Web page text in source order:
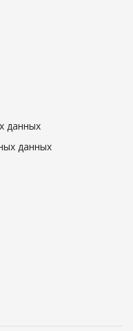
данных
данных